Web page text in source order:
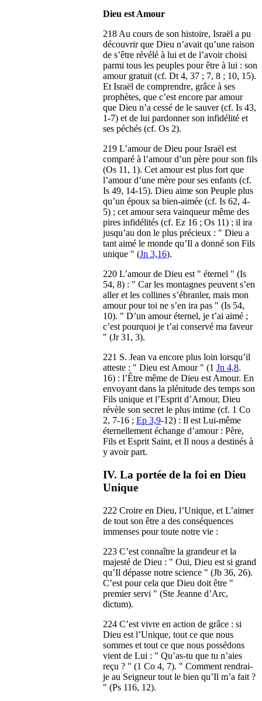
Dieu est Amour
218 Au cours de son histoire, Israël a pu
découvrir que Dieu n’avait qu’une raison
de s’être révélé à lui et de l’avoir choisi
parmi tous les peuples pour être à lui : son
amour gratuit (cf. Dt 4, 37 ; 7, 8 ; 10, 15).
Et Israël de comprendre, grâce à ses
prophètes, que c’est encore par amour
que Dieu n’a cessé de le sauver (cf. Is 43,
1-7) et de lui pardonner son infidélité et
ses péchés (cf. Os 2).
219 L’amour de Dieu pour Israël est
comparé à l’amour d’un père pour son fils
(Os 11, 1). Cet amour est plus fort que
l’amour d’une mère pour ses enfants (cf.
Is 49, 14-15). Dieu aime son Peuple plus
qu’un époux sa bien-aimée (cf. Is 62, 4-
5) ; cet amour sera vainqueur même des
pires infidélités (cf. Ez 16 ; Os 11) ; il ira
jusqu’au don le plus précieux : " Dieu a
tant aimé le monde qu’Il a donné son Fils
unique " (Jn 3,16).
220 L’amour de Dieu est " éternel " (Is
54, 8) : " Car les montagnes peuvent s’en
aller et les collines s’ébranler, mais mon
amour pour toi ne s’en ira pas " (Is 54,
10). " D’un amour éternel, je t’ai aimé ;
c’est pourquoi je t’ai conservé ma faveur
" (Jr 31, 3).
221 S. Jean va encore plus loin lorsqu’il
atteste : " Dieu est Amour " (1 Jn 4,8.
16) : l’Être même de Dieu est Amour. En
envoyant dans la plénitude des temps son
Fils unique et l’Esprit d’Amour, Dieu
révèle son secret le plus intime (cf. 1 Co
2, 7-16 ; Ep 3,9-12) : Il est Lui-même
éternellement échange d’amour : Père,
Fils et Esprit Saint, et Il nous a destinés à
y avoir part.
IV. La portée de la foi en Dieu
Unique
222 Croire en Dieu, l’Unique, et L’aimer
de tout son être a des conséquences
immenses pour toute notre vie :
223 C’est connaître la grandeur et la
majesté de Dieu : " Oui, Dieu est si grand
qu’Il dépasse notre science " (Jb 36, 26).
C’est pour cela que Dieu doit être "
premier servi " (Ste Jeanne d’Arc,
dictum).
224 C’est vivre en action de grâce : si
Dieu est l’Unique, tout ce que nous
sommes et tout ce que nous possédons
vient de Lui : " Qu’as-tu que tu n’aies
reçu ? " (1 Co 4, 7). " Comment rendrai-
je au Seigneur tout le bien qu’Il m’a fait ?
" (Ps 116, 12).